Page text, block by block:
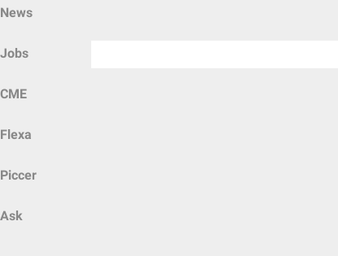
News
Jobs
CME
Flexa
Piccer
Ask